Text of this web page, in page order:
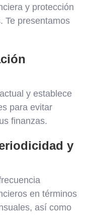
y protección
Te presentamos
y establece
para evitar
finanzas.
y
en términos
así como